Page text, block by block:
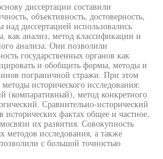
диссертации составили
объективность, достоверность,
над диссертацией использовались
как анализ, метод классификации и
анализа. Они позволили
государственных органов как
и обобщить формы, методы и
пограничной стражи. При этом
исторического исследования:
(компаративный), метод конкретного
Сравнительно-исторический
исторических фактах общее и частное,
их развития. Совокупность
исследования, а также
с большой точностью